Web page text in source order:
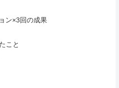
ン×3回の成果
こと